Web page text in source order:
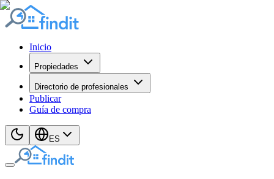
Inicio
Propiedades
Directorio de profesionales
Publicar
Guía de compra
ES